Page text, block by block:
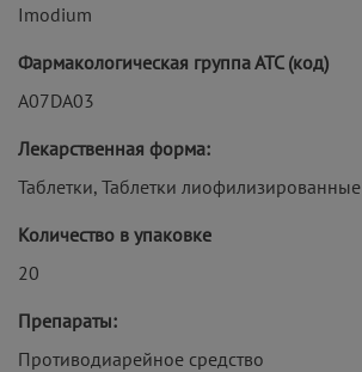
Imodium
Фармакологическая группа АТС (код)
A07DA03
Лекарственная форма:
Таблетки, Таблетки лиофилизированные
Количество в упаковке
20
Препараты:
Противодиарейное средство